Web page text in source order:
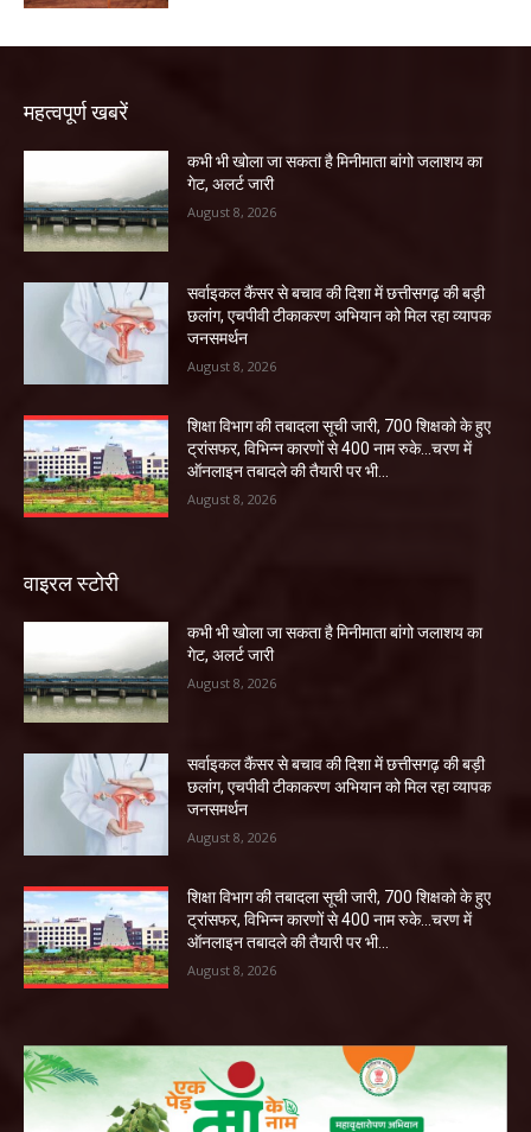
महत्वपूर्ण खबरें
कभी भी खोला जा सकता है मिनीमाता बांगो जलाशय का
गेट, अलर्ट जारी
August 8, 2026
सर्वाइकल कैंसर से बचाव की दिशा में छत्तीसगढ़ की बड़ी
छलांग, एचपीवी टीकाकरण अभियान को मिल रहा व्यापक
जनसमर्थन
August 8, 2026
शिक्षा विभाग की तबादला सूची जारी, 700 शिक्षको के हुए
ट्रांसफर, विभिन्न कारणों से 400 नाम रुके…चरण में
ऑनलाइन तबादले की तैयारी पर भी...
August 8, 2026
वाइरल स्टोरी
कभी भी खोला जा सकता है मिनीमाता बांगो जलाशय का
गेट, अलर्ट जारी
August 8, 2026
सर्वाइकल कैंसर से बचाव की दिशा में छत्तीसगढ़ की बड़ी
छलांग, एचपीवी टीकाकरण अभियान को मिल रहा व्यापक
जनसमर्थन
August 8, 2026
शिक्षा विभाग की तबादला सूची जारी, 700 शिक्षको के हुए
ट्रांसफर, विभिन्न कारणों से 400 नाम रुके…चरण में
ऑनलाइन तबादले की तैयारी पर भी...
August 8, 2026